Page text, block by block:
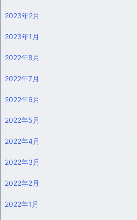
2023年2月
2023年1月
2022年8月
2022年7月
2022年6月
2022年5月
2022年4月
2022年3月
2022年2月
2022年1月